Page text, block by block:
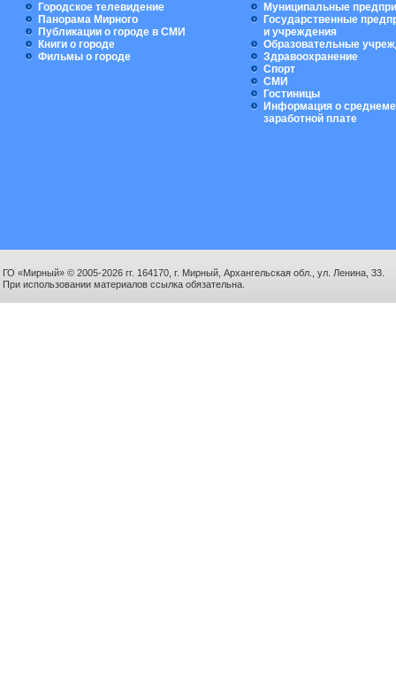
Городское телевидение
Панорама Мирного
Публикации о городе в СМИ
Книги о городе
Фильмы о городе
Муниципальные
Государственные
и учреждения
Образовательные
Здравоохранение
Спорт
СМИ
Гостиницы
Информация о
заработной плате
ГО «Мирный» © 2005-2026 гг. 164170, г. Мирный, Архангельская обл., ул. Ленина, 33.
При использовании материалов ссылка обязательна.